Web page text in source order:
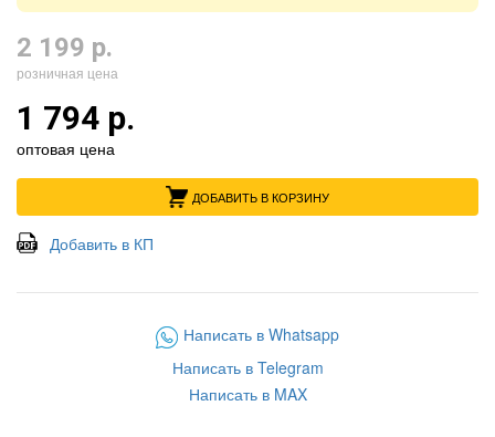
2 199 р.
розничная цена
1 794 р.
оптовая цена
ДОБАВИТЬ В КОРЗИНУ
Добавить в КП
Написать в Whatsapp
Написать в Telegram
Написать в MAX